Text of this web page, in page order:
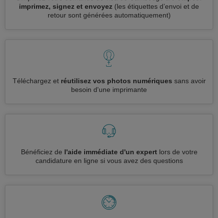
imprimez, signez et envoyez (les étiquettes d’envoi et de
retour sont générées automatiquement)
Téléchargez et réutilisez vos photos numériques sans avoir
besoin d'une imprimante
Bénéficiez de l'aide immédiate d'un expertlors de votre
candidature en ligne si vous avez des questions